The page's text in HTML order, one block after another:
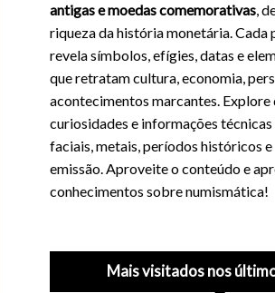
antigas e moedas comemorativas,
riqueza da história monetária. Cada
revela símbolos, efígies, datas e
que retratam cultura, economia,
acontecimentos marcantes. Explore
curiosidades e informações
faciais, metais, períodos históricos
emissão. Aproveite o conteúdo e
conhecimentos sobre numismática!
Mais visitados nos